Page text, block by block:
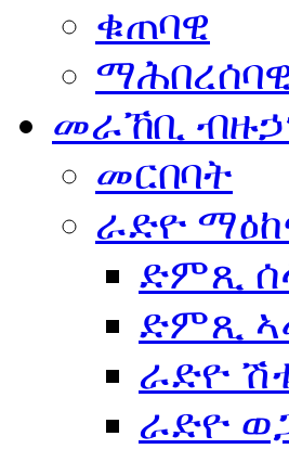
ቁጠባዊ
መራኸቢ
መርበባት
ራድዮ
ድምጺ
ድምጺ
ራድዮ
ራድዮ